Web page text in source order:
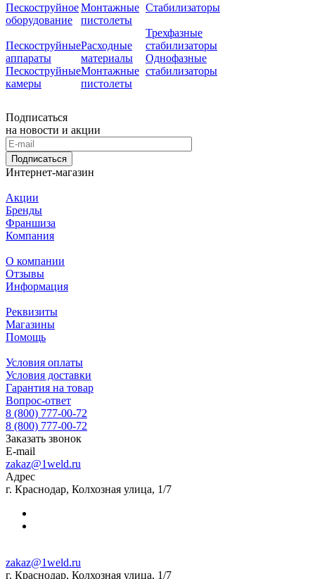
Пескоструйное
оборудование
Пескоструйные
аппараты
Пескоструйные
камеры
Монтажные
пистолеты
Расходные
материалы
Монтажные
пистолеты
Стабилизаторы
Трехфазные
стабилизаторы
Однофазные
стабилизаторы
Подписаться
на новости и акции
Подписаться
Интернет-магазин
Акции
Бренды
Франшиза
Компания
О компании
Отзывы
Информация
Реквизиты
Магазины
Помощь
Условия оплаты
Условия доставки
Гарантия на товар
Вопрос-ответ
8 (800) 777-00-72
8 (800) 777-00-72
Заказать звонок
E-mail
zakaz@1weld.ru
Адрес
г. Краснодар, Колхозная улица, 1/7
zakaz@1weld.ru
г. Краснодар, Колхозная улица, 1/7